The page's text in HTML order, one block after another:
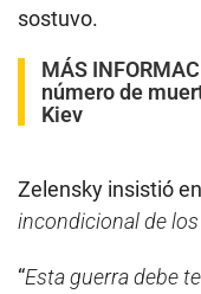
sostuvo.
MÁS
número de
Kiev
Zelensky insistió
incondicional de
“Esta guerra debe